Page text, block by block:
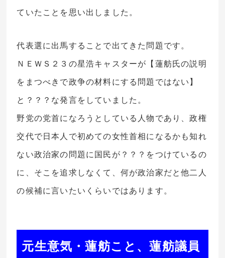
ていたことを思い出しました。
代表選に出馬することで出てきた問題です。
ＮＥＷＳ２３の星浩キャスターが【蓮舫氏の説明
をまつべきで政争の材料にする問題ではない】
と？？？な発言をしていました。
野党の党首になろうとしている人物であり、政権
交代で日本人で初めての女性首相になるかも知れ
ない政治家の問題に国民が？？？をつけているの
に、そこを追求しなくて、何が政治家だと他二人
の候補に言いたいくらいではあります。
元生意気・蓮舫こと、蓮舫議員